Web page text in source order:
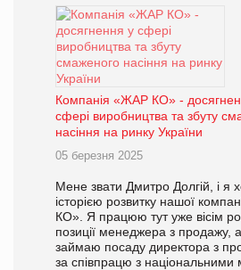
Компанія «ЖАР КО» -
сфері виробництва та збуту
насіння на ринку України
05 березня 2025
Мене звати Дмитро Долгій, і я
історією розвитку нашої
КО». Я працюю тут уже вісім
позиції менеджера з продажу,
займаю посаду директора з
за співпрацю з національними